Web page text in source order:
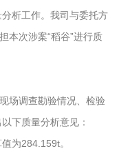
析工作。我司与委托方
本次涉案“稻谷”进行质
场调查勘验情况、检验
下质量分析意见：
为284.159t。
润滑油运动粘度检